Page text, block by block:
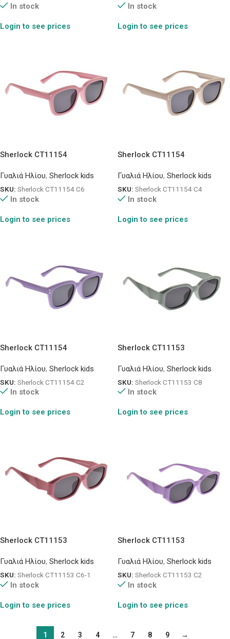
In stock
Login to see prices
In stock
Login to see prices
Sherlock CT11154
Γυαλιά Ηλίου, Sherlock kids
SKU: Sherlock CT11154 C6
In stock
Login to see prices
Sherlock CT11154
Γυαλιά Ηλίου, Sherlock kids
SKU: Sherlock CT11154 C4
In stock
Login to see prices
Sherlock CT11154
Γυαλιά Ηλίου, Sherlock kids
SKU: Sherlock CT11154 C2
In stock
Login to see prices
Sherlock CT11153
Γυαλιά Ηλίου, Sherlock kids
SKU: Sherlock CT11153 C8
In stock
Login to see prices
Sherlock CT11153
Γυαλιά Ηλίου, Sherlock kids
SKU: Sherlock CT11153 C6-1
In stock
Login to see prices
Sherlock CT11153
Γυαλιά Ηλίου, Sherlock kids
SKU: Sherlock CT11153 C2
In stock
Login to see prices
1 2 3 4 … 7 8 9 →